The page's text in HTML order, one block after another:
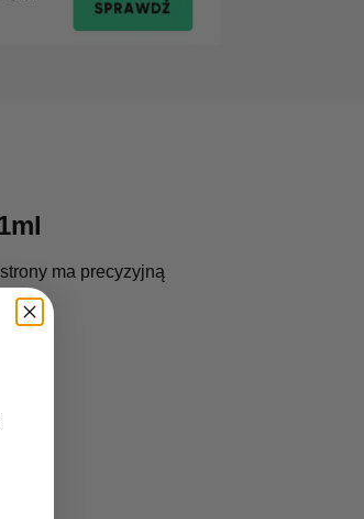
ma precyzyjną